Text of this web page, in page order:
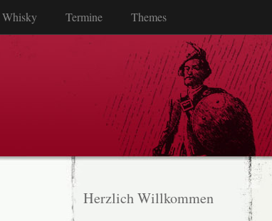
Whisky Termine Themes
Herzlich Willkommen